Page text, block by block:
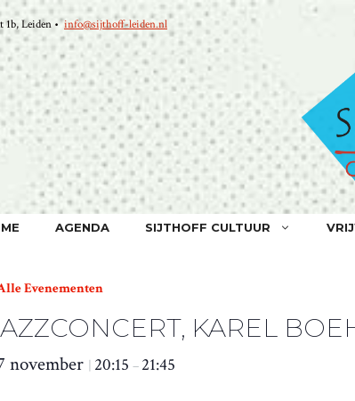
1b, Leiden •info@sijthoff-leiden.nl
AGENDA SIJTHOFF CULTUUR
Evenementen
KAREL
november 20:15 – 21:45